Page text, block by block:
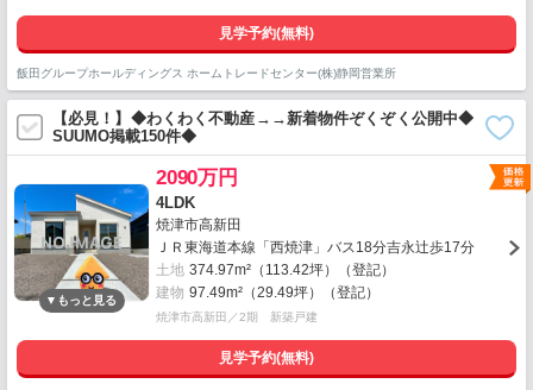
見学予約(無料)
飯田グループホールディングス ホームトレードセンター(株)静岡営業所
【必見！】◆わくわく不動産→→新着物件ぞくぞく公開中◆
SUUMO掲載150件◆
2090万円
4LDK
焼津市高新田
ＪＲ東海道本線「西焼津」バス18分吉永辻歩17分
土地 374.97m²（113.42坪）（登記）
建物 97.49m²（29.49坪）（登記）
焼津市高新田／2期 新築戸建
見学予約(無料)